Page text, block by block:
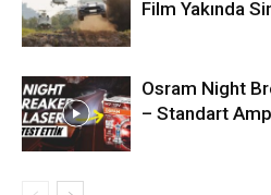
Film Yakında
Osram Night
– Standart